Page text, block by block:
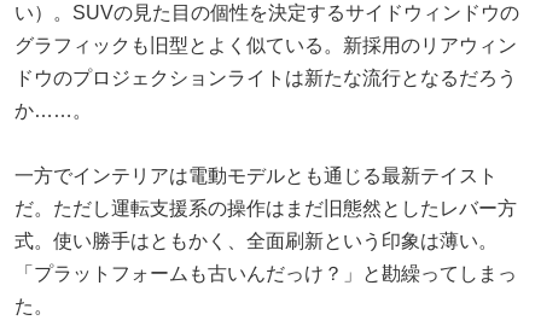
い）。SUVの見た目の個性を決定するサイドウィンドウの
グラフィックも旧型とよく似ている。新採用のリアウィン
ドウのプロジェクションライトは新たな流行となるだろう
か……。
一方でインテリアは電動モデルとも通じる最新テイスト
だ。ただし運転支援系の操作はまだ旧態然としたレバー方
式。使い勝手はともかく、全面刷新という印象は薄い。
「プラットフォームも古いんだっけ？」と勘繰ってしまっ
た。